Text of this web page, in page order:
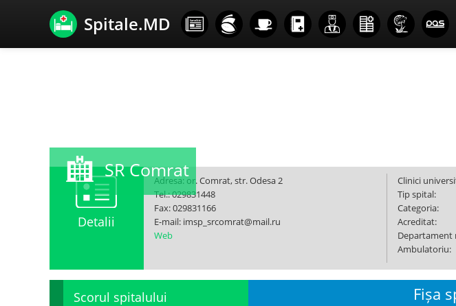
Spitale.MD
SR Comrat
Detalii
Adresa: or. Comrat, str. Odesa 2
Tel.: 029831448
Fax: 029831166
E-mail: imsp_srcomrat@mail.ru
Web
Clinici
Tip spital:
Categoria:
Acreditat:
Departament
Ambulatoriu:
Scorul spitalului Fișa